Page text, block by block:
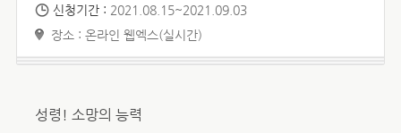
신청기간 : 2021.08.15~2021.09.03
장소 : 온라인 웹엑스(실시간)
성령! 소망의 능력